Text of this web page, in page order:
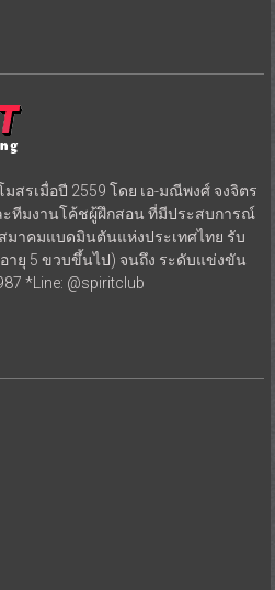
สรเมื่อปี 2559 โดย เอ-มณีพงศ์ จงจิตร
ทีมงานโค้ชผู้ฝึกสอน ที่มีประสบการณ์
มาคมแบดมินตันแห่งประเทศไทย รับ
ายุ 5 ขวบขึ้นไป) จนถึง ระดับแข่งขัน
*Line: @spiritclub